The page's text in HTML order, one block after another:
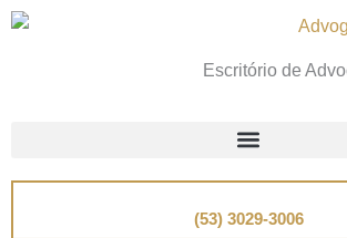
Escritório de
(53) 3029-3006